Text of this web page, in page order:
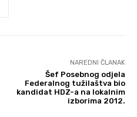
NAREDNI ČLANAK
Šef Posebnog odjela
Federalnog tužilaštva bio
kandidat HDZ-a na lokalnim
izborima 2012.